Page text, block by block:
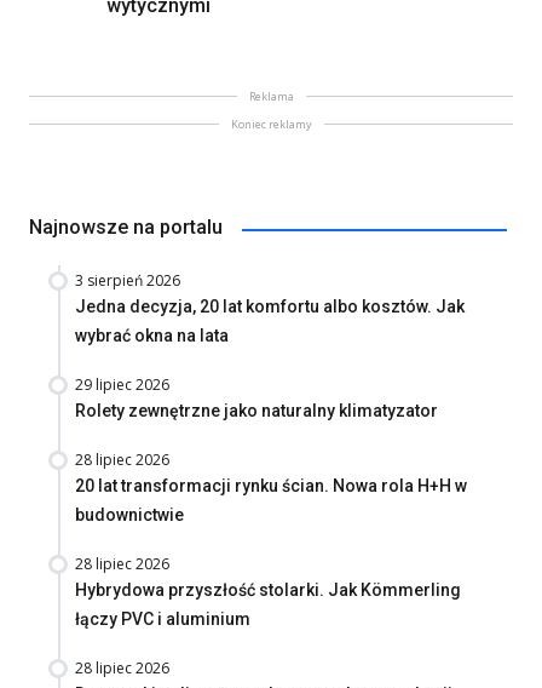
wytycznymi
Reklama
Koniec reklamy
Najnowsze na portalu
3 sierpień 2026
Jedna decyzja, 20 lat komfortu albo kosztów. Jak
wybrać okna na lata
29 lipiec 2026
Rolety zewnętrzne jako naturalny klimatyzator
28 lipiec 2026
20 lat transformacji rynku ścian. Nowa rola H+H w
budownictwie
28 lipiec 2026
Hybrydowa przyszłość stolarki. Jak Kömmerling
łączy PVC i aluminium
28 lipiec 2026